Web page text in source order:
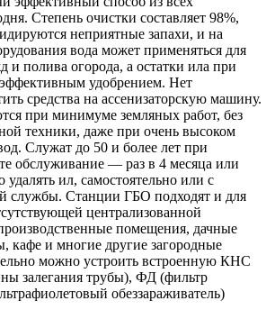
Степень очистки составляет 98%,
неприятные запахи, и на
вода может применяться для
и полива огорода, а остатки ила при
эффективным удобрением. Нет
средства на ассенизаторскую машину.
при минимуме земляных работ, без
техники, даже при очень высоком
Служат до 50 и более лет при
обслуживание — раз в 4 месяца или
удалять ил, самостоятельно или с
службы. Станции ГБО подходят и для
централизованной
помещения, дачные
кафе и многие другие загородные
можно устроить встроенную КНС
залегания трубы), ФД (фильтр
обеззараживатель)